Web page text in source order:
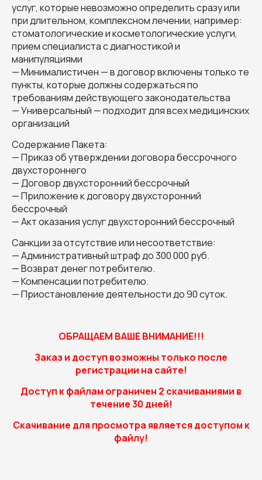
услуг, которые невозможно определить сразу или
при длительном, комплексном лечении, например:
стоматологические и косметологические услуги,
прием специалиста с диагностикой и
манипуляциями
— Минималистичен — в договор включены только те
пункты, которые должны содержаться по
требованиям действующего законодательства
— Универсальный — подходит для всех медицинских
организаций
Содержание Пакета:
— Приказ об утверждении договора бессрочного
двухстороннего
— Договор двухсторонний бессрочный
— Приложение к договору двухсторонний
бессрочный
— Акт оказания услуг двухсторонний бессрочный
Санкции за отсутствие или несоответствие:
— Административный штраф до 300 000 руб.
— Возврат денег потребителю.
— Компенсации потребителю.
— Приостановление деятельности до 90 суток.
ОБРАЩАЕМ ВАШЕ ВНИМАНИЕ!!!
Заказ и доступ возможны только после
регистрации на сайте!
Доступ к файлам ограничен 2 скачиваниями в
течение 30 дней!
Скачивание для просмотра является доступом к
файлу!